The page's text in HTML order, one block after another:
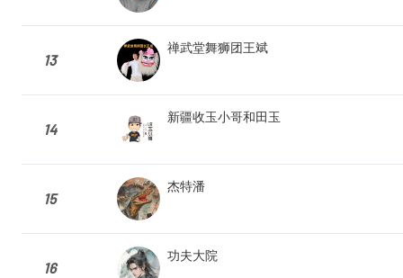
13
禅武堂舞狮团王斌
14
新疆收玉小哥和田玉
15
杰特潘
16
功夫大院